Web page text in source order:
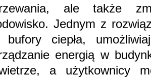
ale także
Jednym z
bufory ciepła,
energią w
a użytkownicy